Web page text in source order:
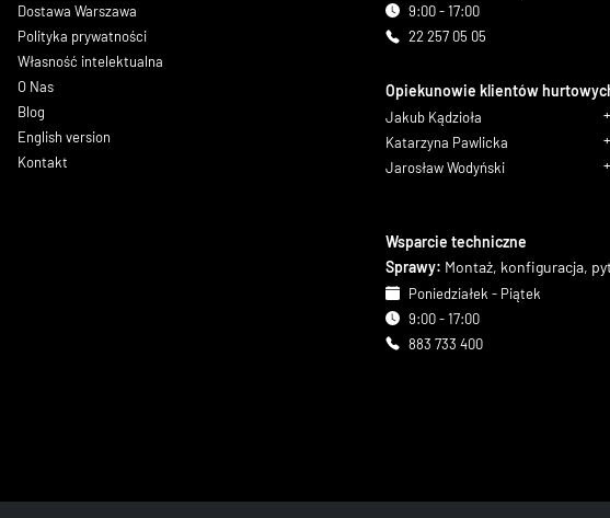
Dostawa Warszawa
Polityka prywatności
Własność intelektualna
O Nas
Blog
English version
Kontakt
9:00 - 17:00
22 257 05 05
Opiekunowie klientów
Jakub Kądzioła
Katarzyna Pawlicka
Jarosław Wodyński
Wsparcie techniczne
Sprawy: Montaż, konfiguracja,
Poniedziałek - Piątek
9:00 - 17:00
883 733 400